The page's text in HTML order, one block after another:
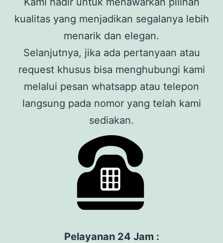
kualitas yang menjadikan segalanya lebih
menarik dan elegan.
Selanjutnya, jika ada pertanyaan atau
request khusus bisa menghubungi kami
melalui pesan whatsapp atau telepon
langsung pada nomor yang telah kami
sediakan.
Pelayanan 24 Jam :